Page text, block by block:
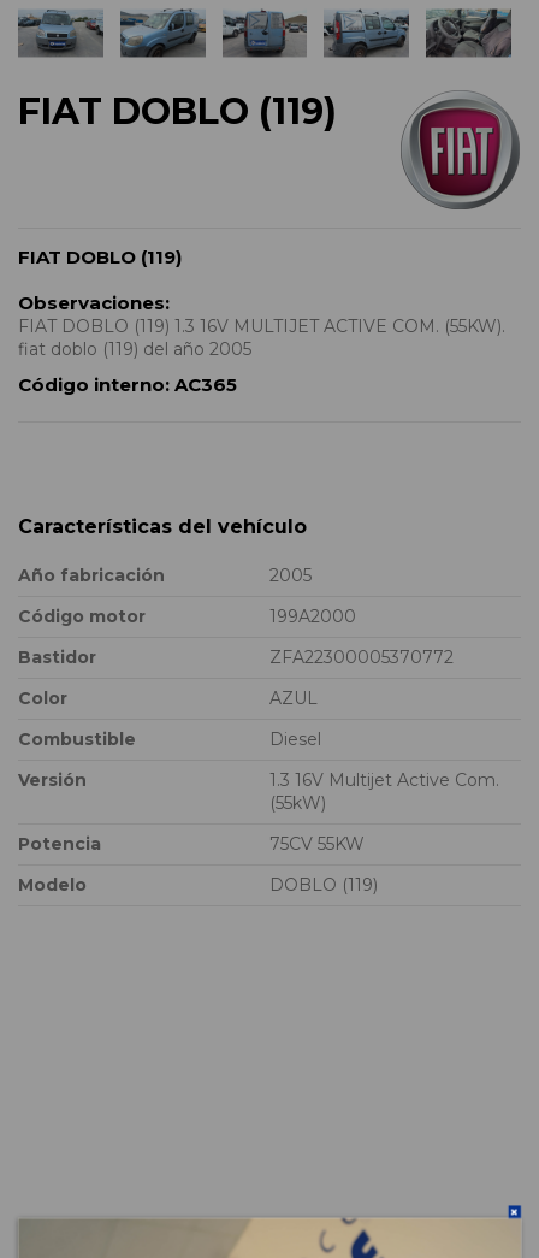
FIAT DOBLO (119)
FIAT DOBLO (119)
Observaciones:
FIAT DOBLO (119) 1.3 16V MULTIJET ACTIVE COM. (55KW).
fiat doblo (119) del año 2005
Código interno: AC365
Características del vehículo
Año fabricación
2005
Código motor
199A2000
Bastidor
ZFA22300005370772
Color
AZUL
Combustible
Diesel
Versión
1.3 16V Multijet Active Com.
(55kW)
Potencia
75CV 55KW
Modelo
DOBLO (119)